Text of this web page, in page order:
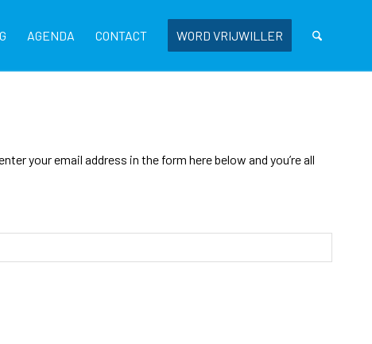
AGENDA CONTACT WORD VRIJWILLER
your email address in the form here below and you’re all